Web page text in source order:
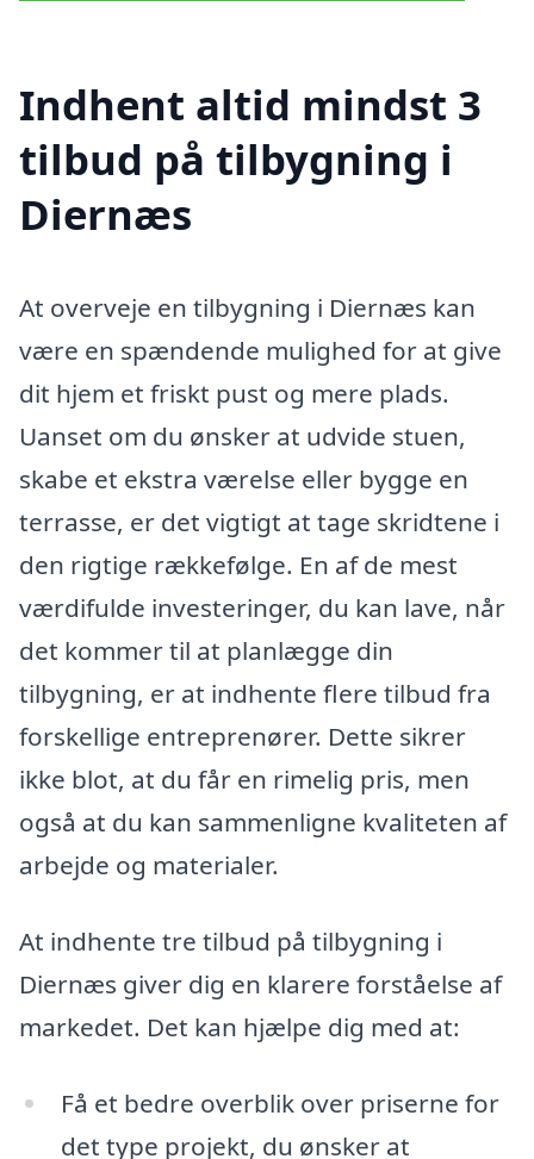
Indhent altid mindst 3
tilbud på tilbygning i
Diernæs
At overveje en tilbygning i Diernæs kan
være en spændende mulighed for at give
dit hjem et friskt pust og mere plads.
Uanset om du ønsker at udvide stuen,
skabe et ekstra værelse eller bygge en
terrasse, er det vigtigt at tage skridtene i
den rigtige rækkefølge. En af de mest
værdifulde investeringer, du kan lave, når
det kommer til at planlægge din
tilbygning, er at indhente flere tilbud fra
forskellige entreprenører. Dette sikrer
ikke blot, at du får en rimelig pris, men
også at du kan sammenligne kvaliteten af
arbejde og materialer.
At indhente tre tilbud på tilbygning i
Diernæs giver dig en klarere forståelse af
markedet. Det kan hjælpe dig med at:
Få et bedre overblik over priserne for
det type projekt, du ønsker at